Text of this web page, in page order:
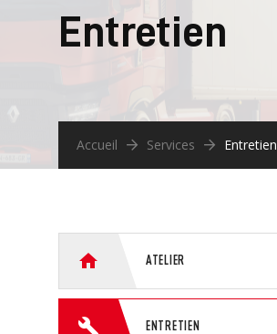
Entretien
Accueil Services Entretien
ATELIER
ENTRETIEN